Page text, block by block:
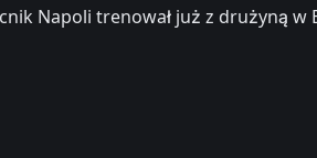
Napoli trenował już z drużyną w